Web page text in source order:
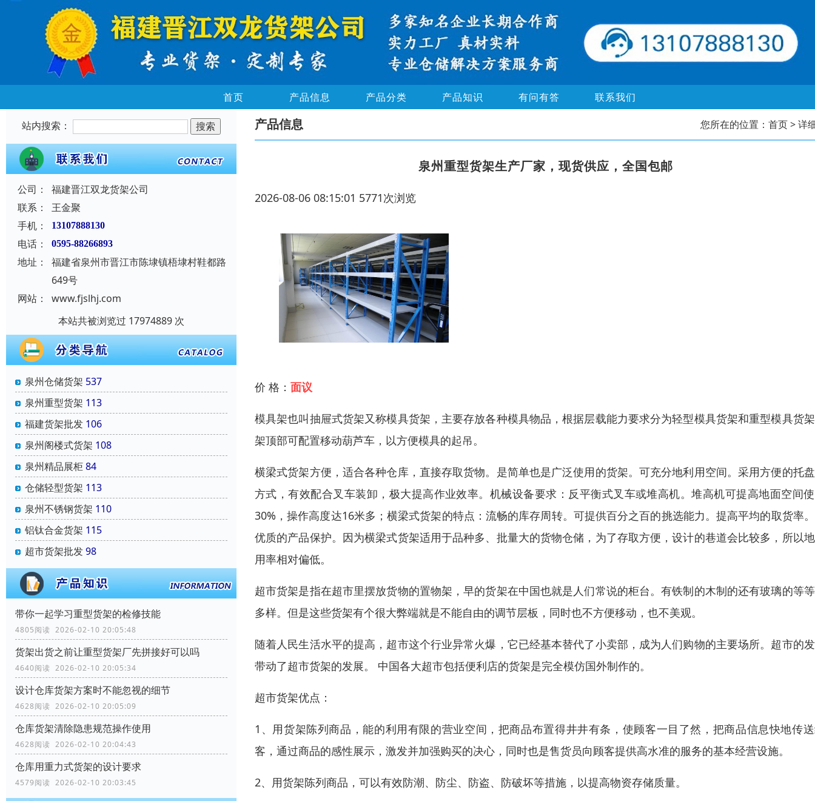
首页 产品信息 产品分类 产品知识 有问有答 联系我们
站内搜索：
公司：
福建晋江双龙货架公司
联系：
王金聚
手机：
13107888130
电话： 0595-88266893
地址：
福建省泉州市晋江市陈埭镇梧埭村鞋都路
649号
网站：
www.fjslhj.com
本站共被浏览过 17974889 次
泉州仓储货架 537
泉州重型货架 113
福建货架批发 106
泉州阁楼式货架 108
泉州精品展柜84
仓储轻型货架 113
泉州不锈钢货架 110
铝钛合金货架 115
超市货架批发98
带你一起学习重型货架的检修技能
4805阅读 2026-02-10 20:05:48
货架出货之前让重型货架厂先拼接好可以吗
4640阅读 2026-02-10 20:05:34
设计仓库货架方案时不能忽视的细节
4628阅读 2026-02-10 20:05:09
仓库货架清除隐患规范操作使用
4628阅读 2026-02-10 20:04:43
仓库用重力式货架的设计要求
4579阅读 2026-02-10 20:03:45
产品信息 您所在的位置： 首页> 详
泉州重型货架生产厂家，现货供应，全国包邮
2026-08-06 08:15:01 5771次浏览
价 格： 面议
模具架也叫抽屉式货架又称模具货架，主要存放各种模具物品，根据层载能力要求分为轻型模具货架和重型模具货
架顶部可配置移动葫芦车，以方便模具的起吊。
横梁式货架方便，适合各种仓库，直接存取货物。是简单也是广泛使用的货架。可充分地利用空间。采用方便的托
方式，有效配合叉车装卸，极大提高作业效率。机械设备要求：反平衡式叉车或堆高机。堆高机可提高地面空间
30%，操作高度达16米多；横梁式货架的特点：流畅的库存周转。可提供百分之百的挑选能力。提高平均的取货率
优质的产品保护。因为横梁式货架适用于品种多、批量大的货物仓储，为了存取方便，设计的巷道会比较多，所以
用率相对偏低。
超市货架是指在超市里摆放货物的置物架，早的货架在中国也就是人们常说的柜台。有铁制的木制的还有玻璃的等
多样。但是这些货架有个很大弊端就是不能自由的调节层板，同时也不方便移动，也不美观。
随着人民生活水平的提高，超市这个行业异常火爆，它已经基本替代了小卖部，成为人们购物的主要场所。超市的
带动了超市货架的发展。 中国各大超市包括便利店的货架是完全模仿国外制作的。
超市货架优点：
1、用货架陈列商品，能的利用有限的营业空间，把商品布置得井井有条，使顾客一目了然，把商品信息快地传
客，通过商品的感性展示，激发并加强购买的决心，同时也是售货员向顾客提供高水准的服务的基本经营设施。
2、用货架陈列商品，可以有效防潮、防尘、防盗、防破坏等措施，以提高物资存储质量。